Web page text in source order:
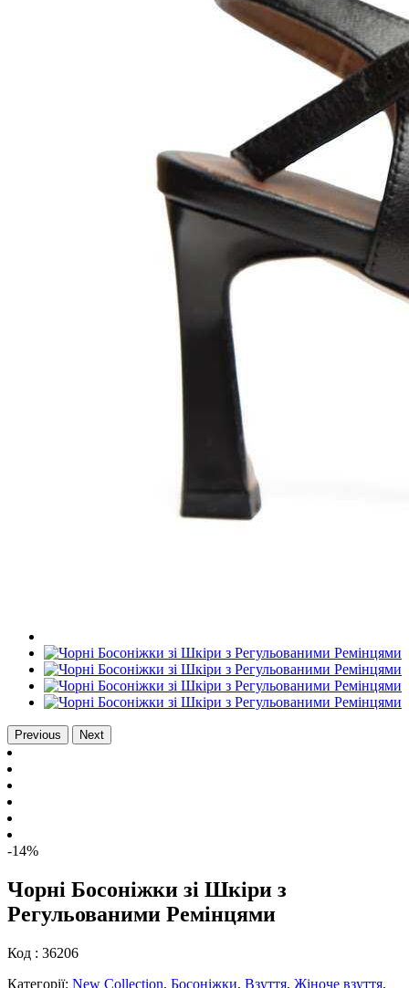
Previous Next
-14%
Чорні Босоніжки зі Шкіри з
Регульованими Ремінцями
Код : 36206
Категорії: New Collection, Босоніжки, Взуття, Жіноче взуття.